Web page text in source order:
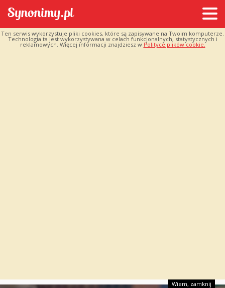
Ten serwis wykorzystuje pliki cookies, które są zapisywane na Twoim komputerze.
Technologia ta jest wykorzystywana w celach funkcjonalnych, statystycznych i
reklamowych. Więcej informacji znajdziesz w Polityce plików cookie.
Wiem, zamknij